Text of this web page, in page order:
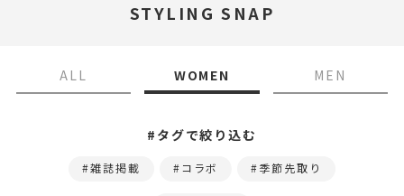
STYLING SNAP
ALL WOMEN MEN
#タグで絞り込む
雑誌掲載 コラボ 季節先取り